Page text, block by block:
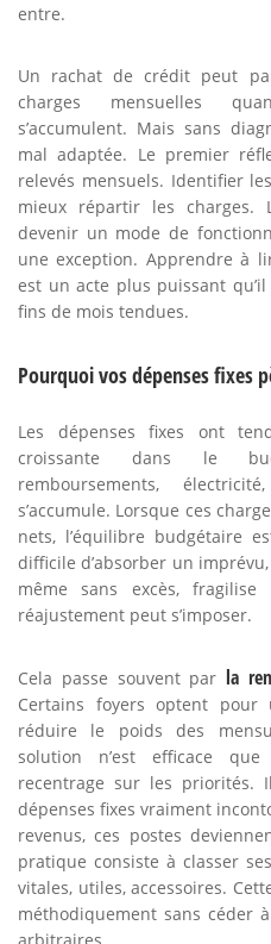
entre.
Un rachat de crédit peut
charges mensuelles
s’accumulent. Mais sans
mal adaptée. Le premier
relevés mensuels. Identifier
mieux répartir les charges.
devenir un mode de
une exception. Apprendre à
est un acte plus puissant
fins de mois tendues.
Pourquoi vos dépenses fixes
Les dépenses fixes ont
croissante dans le
remboursements,
s’accumule. Lorsque ces
nets, l’équilibre budgétaire
difficile d’absorber un
même sans excès,
réajustement peut s’imposer.
Cela passe souvent par la
Certains foyers optent
réduire le poids des
solution n’est efficace que
recentrage sur les priorités.
dépenses fixes vraiment
revenus, ces postes
pratique consiste à classer
vitales, utiles, accessoires.
méthodiquement sans céder